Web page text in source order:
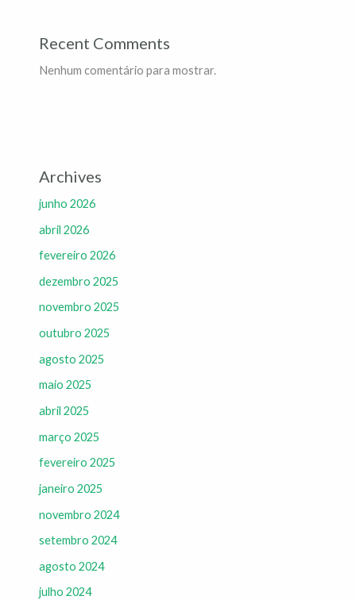
Recent Comments
Nenhum comentário para mostrar.
Archives
junho 2026
abril 2026
fevereiro 2026
dezembro 2025
novembro 2025
outubro 2025
agosto 2025
maio 2025
abril 2025
março 2025
fevereiro 2025
janeiro 2025
novembro 2024
setembro 2024
agosto 2024
julho 2024